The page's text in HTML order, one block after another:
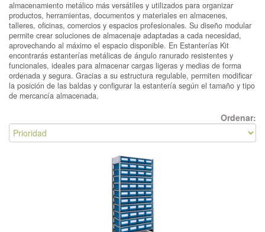
almacenamiento metálico más versátiles y utilizados para organizar
productos, herramientas, documentos y materiales en almacenes,
talleres, oficinas, comercios y espacios profesionales. Su diseño modular
permite crear soluciones de almacenaje adaptadas a cada necesidad,
aprovechando al máximo el espacio disponible. En Estanterías Kit
encontrarás estanterías metálicas de ángulo ranurado resistentes y
funcionales, ideales para almacenar cargas ligeras y medias de forma
ordenada y segura. Gracias a su estructura regulable, permiten modificar
la posición de las baldas y configurar la estantería según el tamaño y tipo
de mercancía almacenada.
Ordenar: